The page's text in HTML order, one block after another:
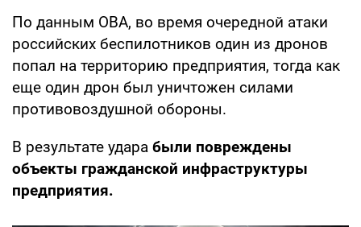
По данным ОВА, во время очередной атаки
российских беспилотников один из дронов
попал на территорию предприятия, тогда как
еще один дрон был уничтожен силами
противовоздушной обороны.
В результате удара были повреждены
объекты гражданской инфраструктуры
предприятия.